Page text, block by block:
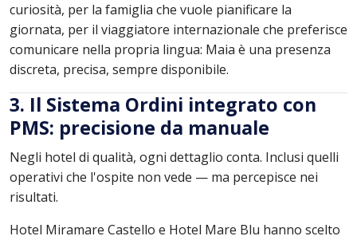
curiosità, per la famiglia che vuole pianificare la
giornata, per il viaggiatore internazionale che preferisce
comunicare nella propria lingua: Maia è una presenza
discreta, precisa, sempre disponibile.
3. Il Sistema Ordini integrato con
PMS: precisione da manuale
Negli hotel di qualità, ogni dettaglio conta. Inclusi quelli
operativi che l'ospite non vede — ma percepisce nei
risultati.
Hotel Miramare Castello e Hotel Mare Blu hanno scelto